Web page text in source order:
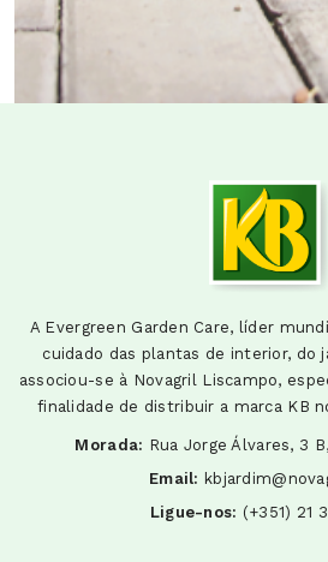
A Evergreen Garden Care, líder
cuidado das plantas de interior, do
associou-se à Novagril Liscampo,
finalidade de distribuir a marca KB
Morada: Rua Jorge Álvares, 3
Email:
Ligue-nos: (+351) 21